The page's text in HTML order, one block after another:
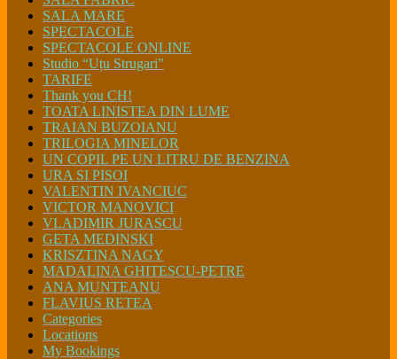
SALA MARE
SPECTACOLE
SPECTACOLE ONLINE
Studio “Uțu Strugari”
TARIFE
Thank you CH!
TOATA LINISTEA DIN LUME
TRAIAN BUZOIANU
TRILOGIA MINELOR
UN COPIL PE UN LITRU DE BENZINA
URA SI PISOI
VALENTIN IVANCIUC
VICTOR MANOVICI
VLADIMIR JURASCU
GETA MEDINSKI
KRISZTINA NAGY
MADALINA GHITESCU-PETRE
ANA MUNTEANU
FLAVIUS RETEA
Categories
Locations
My Bookings